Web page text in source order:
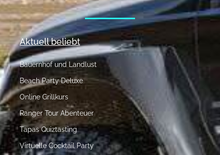
Aktuell beliebt
Bauernhof und Landlust
Beach Party Deluxe
Online Grillkurs
Ranger Tour Abenteuer
Tapas Quiztasting
Virtuelle Cocktail Party